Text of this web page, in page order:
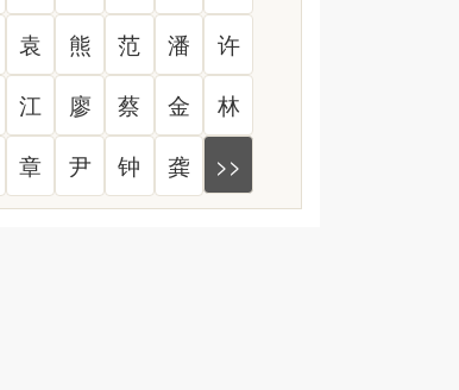
袁 熊 范 潘
许
江 廖 蔡 金
林
章 尹 钟 龚 >>